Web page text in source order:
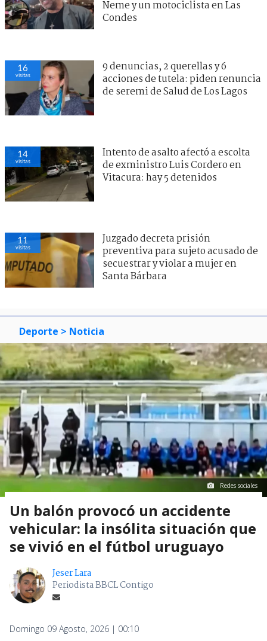
Neme y un motociclista en Las
Condes
16
visitas
9 denuncias, 2 querellas y 6
acciones de tutela: piden renuncia
de seremi de Salud de Los Lagos
14
visitas
Intento de asalto afectó a escolta
de exministro Luis Cordero en
Vitacura: hay 5 detenidos
11
visitas
Juzgado decreta prisión
preventiva para sujeto acusado de
secuestrar y violar a mujer en
Santa Bárbara
Deporte > Noticia
Redes sociales
Un balón provocó un accidente
vehicular: la insólita situación que
se vivió en el fútbol uruguayo
Jeser Lara
Periodista BBCL Contigo
Domingo 09 Agosto, 2026 | 00:10